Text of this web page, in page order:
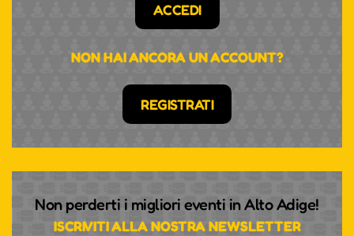
ACCEDI
NON HAI ANCORA UN ACCOUNT?
REGISTRATI
Non perderti i migliori eventi in Alto Adige!
ISCRIVITI ALLA NOSTRA NEWSLETTER